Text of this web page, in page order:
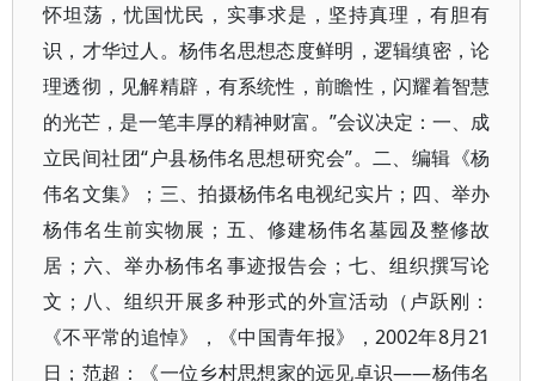
怀坦荡，忧国忧民，实事求是，坚持真理，有胆有
识，才华过人。杨伟名思想态度鲜明，逻辑缜密，论
理透彻，见解精辟，有系统性，前瞻性，闪耀着智慧
的光芒，是一笔丰厚的精神财富。”会议决定：一、成
立民间社团“户县杨伟名思想研究会”。二、编辑《杨
伟名文集》；三、拍摄杨伟名电视纪实片；四、举办
杨伟名生前实物展；五、修建杨伟名墓园及整修故
居；六、举办杨伟名事迹报告会；七、组织撰写论
文；八、组织开展多种形式的外宣活动（卢跃刚：
《不平常的追悼》，《中国青年报》，2002年8月21
日；范超：《一位乡村思想家的远见卓识——杨伟名